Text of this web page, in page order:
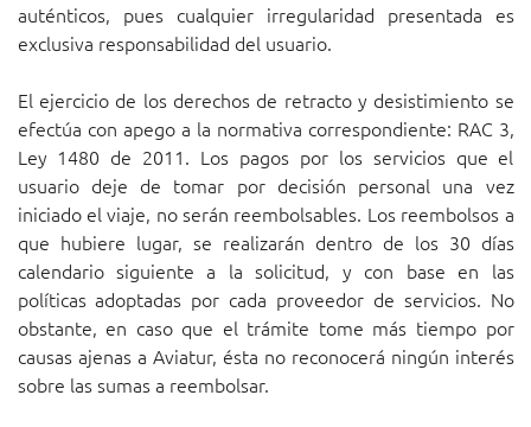
auténticos, pues cualquier irregularidad presentada es
exclusiva responsabilidad del usuario.
El ejercicio de los derechos de retracto y desistimiento se
efectúa con apego a la normativa correspondiente: RAC 3,
Ley 1480 de 2011. Los pagos por los servicios que el
usuario deje de tomar por decisión personal una vez
iniciado el viaje, no serán reembolsables. Los reembolsos a
que hubiere lugar, se realizarán dentro de los 30 días
calendario siguiente a la solicitud, y con base en las
políticas adoptadas por cada proveedor de servicios. No
obstante, en caso que el trámite tome más tiempo por
causas ajenas a Aviatur, ésta no reconocerá ningún interés
sobre las sumas a reembolsar.